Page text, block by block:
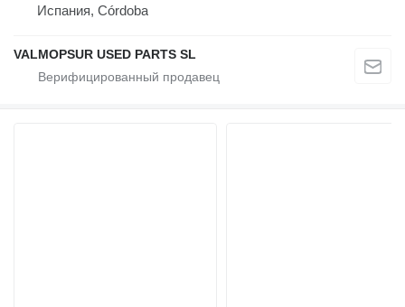
Испания, Córdoba
VALMOPSUR USED PARTS SL